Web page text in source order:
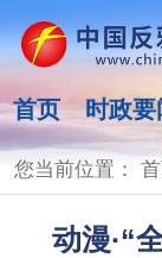
首页 时政要
您当前位置：
动漫·“